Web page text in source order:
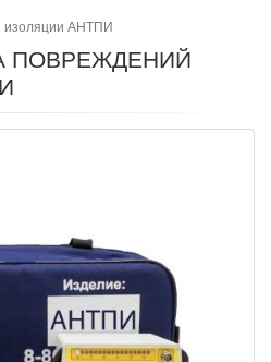
изоляции АНТПИ
ПОВРЕЖДЕНИЙ